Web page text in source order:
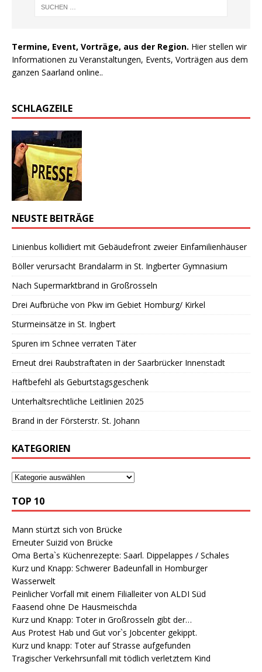
Termine, Event, Vorträge, aus der Region. Hier stellen wir
Informationen zu Veranstaltungen, Events, Vorträgen aus dem
ganzen Saarland online..
SCHLAGZEILE
NEUSTE BEITRÄGE
Linienbus kollidiert mit Gebäudefront zweier Einfamilienhäuser
Böller verursacht Brandalarm in St. Ingberter Gymnasium
Nach Supermarktbrand in Großrosseln
Drei Aufbrüche von Pkw im Gebiet Homburg/ Kirkel
Sturmeinsätze in St. Ingbert
Spuren im Schnee verraten Täter
Erneut drei Raubstraftaten in der Saarbrücker Innenstadt
Haftbefehl als Geburtstagsgeschenk
Unterhaltsrechtliche Leitlinien 2025
Brand in der Försterstr. St. Johann
KATEGORIEN
TOP 10
Mann stürtzt sich von Brücke
Erneuter Suizid von Brücke
Oma Berta`s Küchenrezepte: Saarl. Dippelappes / Schales
Kurz und Knapp: Schwerer Badeunfall in Homburger
Wasserwelt
Peinlicher Vorfall mit einem Filialleiter von ALDI Süd
Faasend ohne De Hausmeischda
Kurz und Knapp: Toter in Großrosseln gibt der…
Aus Protest Hab und Gut vor`s Jobcenter gekippt.
Kurz und knapp: Toter auf Strasse aufgefunden
Tragischer Verkehrsunfall mit tödlich verletztem Kind